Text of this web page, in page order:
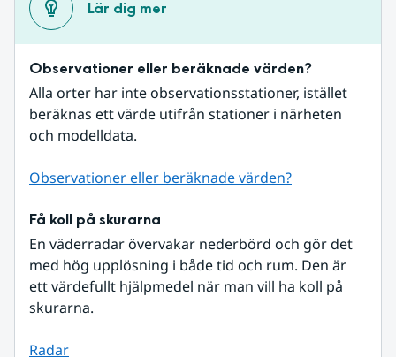
Lär dig mer
Observationer eller beräknade värden?
Alla orter har inte observationsstationer, istället
beräknas ett värde utifrån stationer i närheten
och modelldata.
Observationer eller beräknade värden?
Få koll på skurarna
En väderradar övervakar nederbörd och gör det
med hög upplösning i både tid och rum. Den är
ett värdefullt hjälpmedel när man vill ha koll på
skurarna.
Radar